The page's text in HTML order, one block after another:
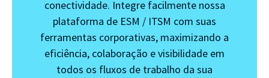
conectividade. Integre facilmente nossa
plataforma de ESM / ITSM com suas
ferramentas corporativas, maximizando a
eficiência, colaboração e visibilidade em
todos os fluxos de trabalho da sua